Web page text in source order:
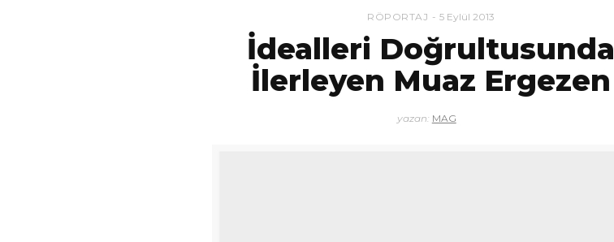
RÖPORTAJ 5 Eylül 2013
İdealleri Doğrultusunda
İlerleyen Muaz Ergezen
yazan: MAG